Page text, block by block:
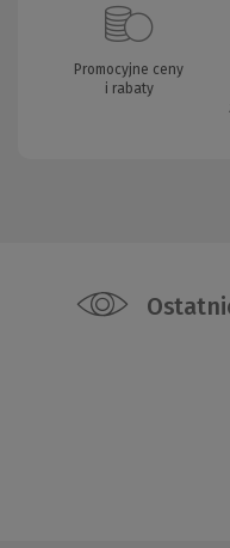
Promocyjne ceny
i rabaty